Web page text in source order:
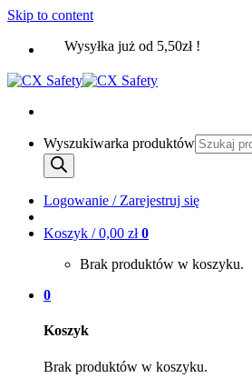
Skip to content
Wysyłka już od 5,50zł !
Wyszukiwarka produktów
Logowanie / Zarejestruj się
Koszyk /0,00 zł 0
Brak produktów w koszyku.
0
Koszyk
Brak produktów w koszyku.